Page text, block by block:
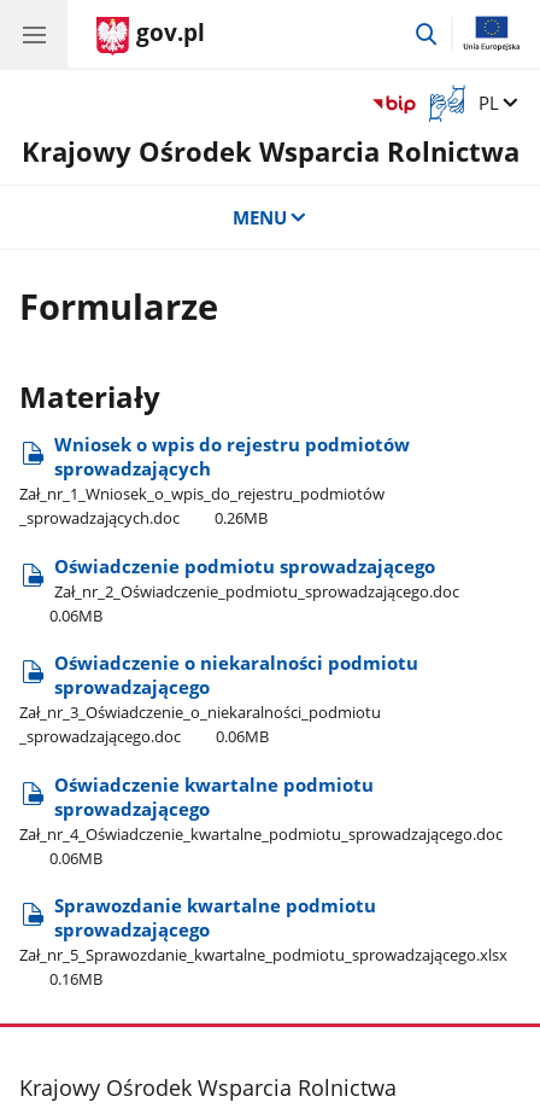
gov.pl
przejdź
Otwórz
okno
z
Zmień
PL
Krajowy Ośrodek Wsparcia Rolnictwa
MENU
Formularze
Materiały
Wniosek o wpis do rejestru podmiotów
sprowadzających
Zał​_nr​_1​_Wniosek​_o​_wpis​_do​_rejestru​_podmiotów​
_sprowadzających.doc
0.26MB
Oświadczenie podmiotu sprowadzającego
Zał​_nr​_2​_Oświadczenie​_podmiotu​_sprowadzającego.doc
0.06MB
Oświadczenie o niekaralności podmiotu
sprowadzającego
Zał​_nr​_3​_Oświadczenie​_o​_niekaralności​_podmiotu​
_sprowadzającego.doc
0.06MB
Oświadczenie kwartalne podmiotu
sprowadzającego
Zał​_nr​_4​_Oświadczenie​_kwartalne​_podmiotu​_sprowadzającego.doc
0.06MB
Sprawozdanie kwartalne podmiotu
sprowadzającego
Zał​_nr​_5​_Sprawozdanie​_kwartalne​_podmiotu​_sprowadzającego.xlsx
0.16MB
stopka
Krajowy Ośrodek Wsparcia Rolnictwa